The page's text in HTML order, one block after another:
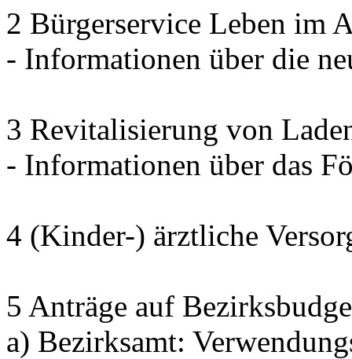
2 Bürgerservice Leben im
- Informationen über die
3 Revitalisierung von
- Informationen über das
4 (Kinder-) ärztliche
5 Anträge auf
a) Bezirksamt: